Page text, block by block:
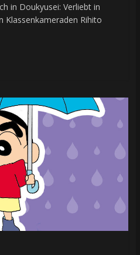
in Doukyusei: Verliebt in
Klassenkameraden Rihito